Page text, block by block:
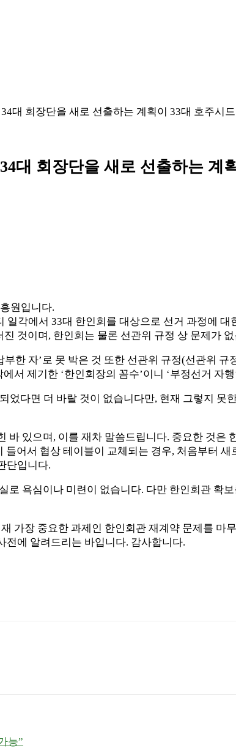
대 회장단을 새로 선출하는 계획이 33대 호주시
대 회장단을 새로 선출하는 계
원입니다.
각에서 33대 한인회를 대상으로 선거 과정에
것이며, 한인회는 물론 선관위 규정 상 문제가
한 자’로 못 박은 것 또한 선관위 규정(선관위
서 제기한 ‘한인회장의 꼼수’이니 ‘부정선거 자
었다면 더 바랄 것이 없습니다만, 현재 그렇지 못
바 있으며, 이를 재차 말씀드립니다. 중요한 것은
어서 협상 테이블이 교체되는 경우, 처음부터
단입니다.
로 욕심이나 미련이 없습니다. 다만 한인회관 확
가장 중요한 과제인 한인회관 재계약 문제를 마
전에 알려드리는 바입니다. 감사합니다.
능”